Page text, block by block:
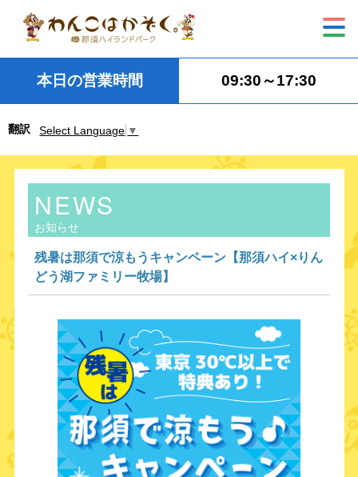
本日の営業時間 09:30～17:30
翻訳 Select Language ▼
NEWS
お知らせ
残暑は那須で涼もうキャンペーン【那須ハイ×りん
どう湖ファミリー牧場】